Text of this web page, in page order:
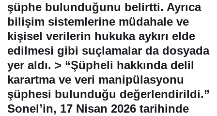
şüphe bulunduğunu belirtti. Ayrıca
bilişim sistemlerine müdahale ve
kişisel verilerin hukuka aykırı elde
edilmesi gibi suçlamalar da dosyada
yer aldı. > “Şüpheli hakkında delil
karartma ve veri manipülasyonu
şüphesi bulunduğu değerlendirildi.”
Sonel’in, 17 Nisan 2026 tarihinde